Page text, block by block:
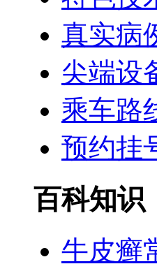
真实病
尖端设
乘车路
预约挂
百科知识
牛皮癣